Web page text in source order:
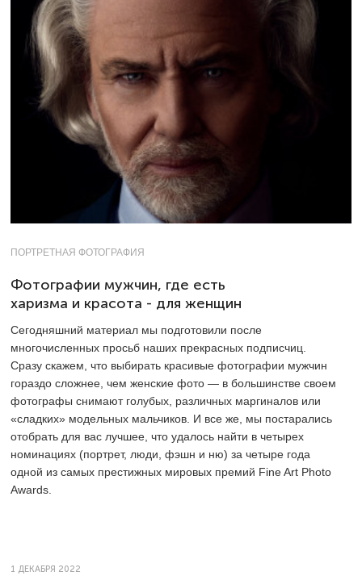
ПОРТРЕТНАЯ ФОТОГРАФИЯ
Фотографии мужчин, где есть
харизма и красота - для женщин
Сегодняшний материал мы подготовили после
многочисленных просьб наших прекрасных подписчиц.
Сразу скажем, что выбирать красивые фотографии мужчин
гораздо сложнее, чем женские фото — в большинстве своем
фотографы снимают голубых, различных маргиналов или
«сладких» модельных мальчиков. И все же, мы постарались
отобрать для вас лучшее, что удалось найти в четырех
номинациях (портрет, люди, фэшн и ню) за четыре года
одной из самых престижных мировых премий Fine Art Photo
Awards.
1 ДЕКАБРЯ 2022